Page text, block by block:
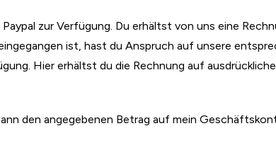
zur Verfügung. Du erhältst von uns eine
ist, hast du Anspruch auf unsere
Hier erhältst du die Rechnung auf
den angegebenen Betrag auf mein